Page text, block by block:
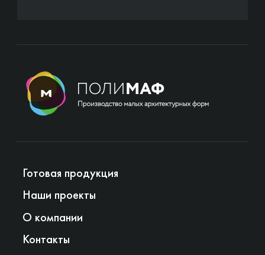
Готовая продукция
Наши проекты
О компании
Контакты